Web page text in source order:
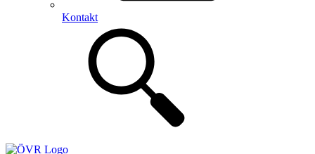
Kontakt